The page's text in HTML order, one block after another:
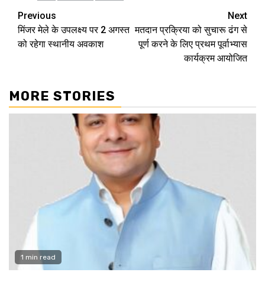
Continue
Reading
Previous
मिंजर मेले के उपलक्ष्य पर 2 अगस्त
को रहेगा स्थानीय अवकाश
Next
मतदान प्रक्रिया को सुचारू ढंग से
पूर्ण करने के लिए प्रथम पूर्वाभ्यास
कार्यक्रम आयोजित
MORE STORIES
1 min read